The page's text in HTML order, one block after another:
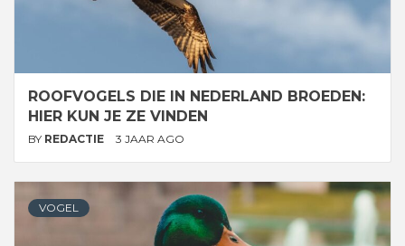
ROOFVOGELS DIE IN NEDERLAND BROEDEN:
HIER KUN JE ZE VINDEN
BY REDACTIE 3 JAAR AGO
VOGEL